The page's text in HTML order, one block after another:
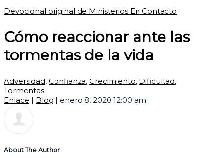
Devocional original de Ministerios En Contacto
Cómo reaccionar ante las
tormentas de la vida
Adversidad, Confianza, Crecimiento, Dificultad,
Tormentas
Enlace | Blog | enero 8, 2020 12:00 am
About The Author